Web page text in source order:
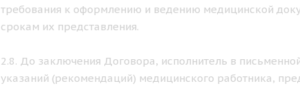
требования к оформлению и ведению медицинской
срокам их представления.
2.8. До заключения Договора, исполнитель в
указаний (рекомендаций) медицинского работника,